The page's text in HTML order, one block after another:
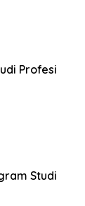
Profesi
Studi